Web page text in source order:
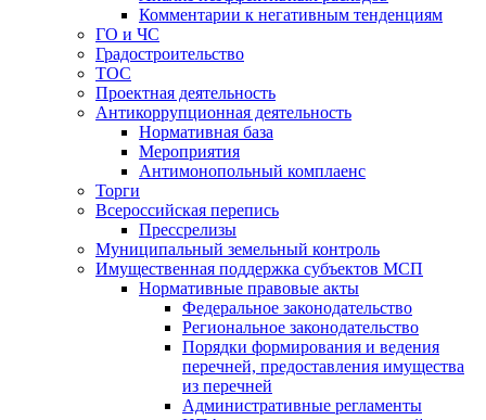
Комментарии к негативным тенденциям
ГО и ЧС
Градостроительство
ТОС
Проектная деятельность
Антикоррупционная деятельность
Нормативная база
Мероприятия
Антимонопольный комплаенс
Торги
Всероссийская перепись
Прессрелизы
Муниципальный земельный контроль
Имущественная поддержка субъектов МСП
Нормативные правовые акты
Федеральное законодательство
Региональное законодательство
Порядки формирования и ведения
перечней, предоставления имущества
из перечней
Административные регламенты